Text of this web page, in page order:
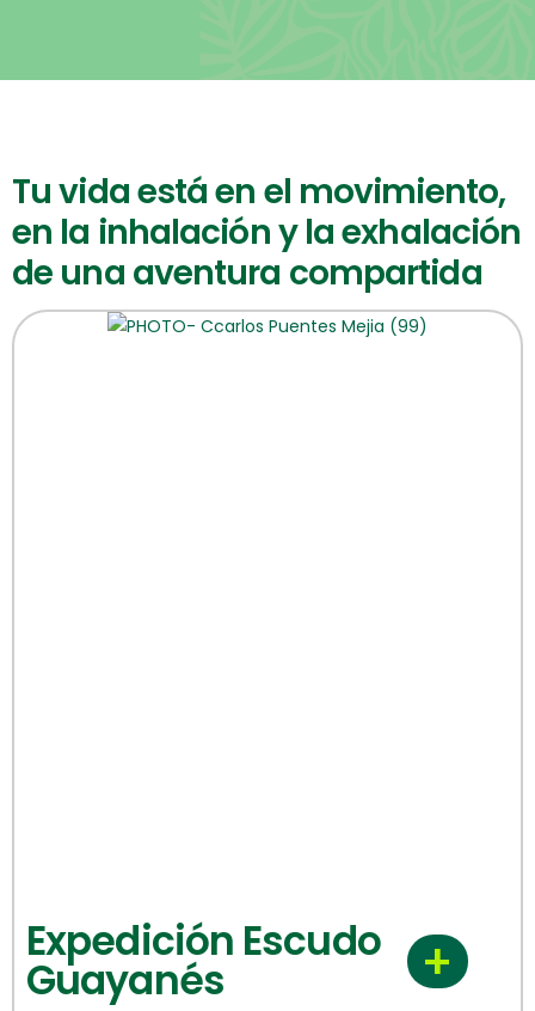
Tu vida está en el movimiento,
en la inhalación y la exhalación
de una aventura compartida
Expedición Escudo
Guayanés +